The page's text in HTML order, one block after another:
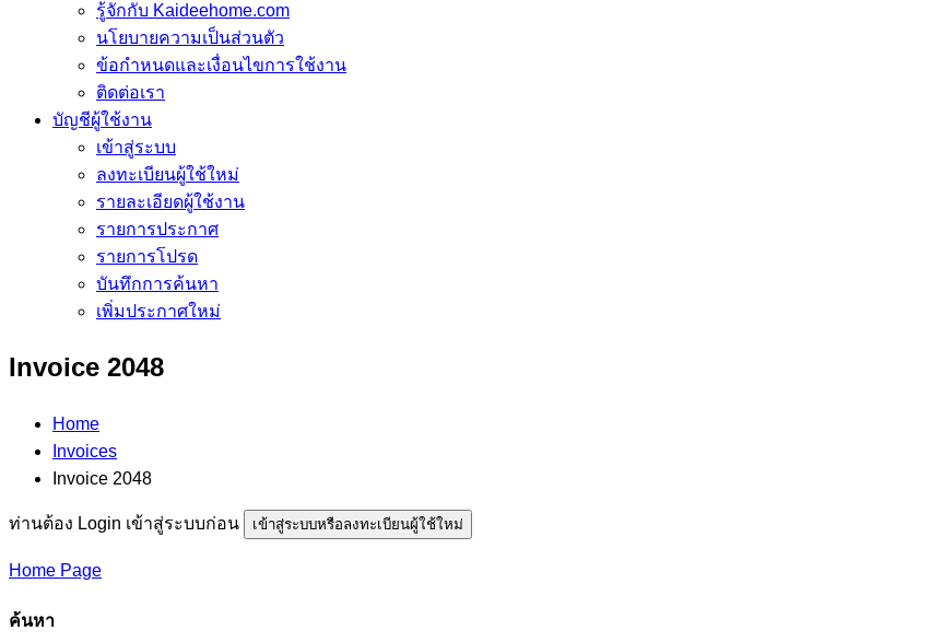
รู้จักกับ Kaideehome.com
นโยบายความเป็นส่วนตัว
ข้อกำหนดและเงื่อนไขการใช้งาน
ติดต่อเรา
บัญชีผู้ใช้งาน
เข้าสู่ระบบ
ลงทะเบียนผู้ใช้ใหม่
รายละเอียดผู้ใช้งาน
รายการประกาศ
รายการโปรด
บันทึกการค้นหา
เพิ่มประกาศใหม่
Invoice 2048
Home
Invoices
Invoice 2048
ท่านต้อง Login เข้าสู่ระบบก่อน เข้าสู่ระบบหรือลงทะเบียนผู้ใช้ใหม่
Home Page
ค้นหา